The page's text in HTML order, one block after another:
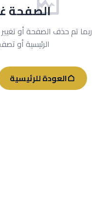
الصفحة
ربما تم حذف الصفحة أو
الرئيسية أو
العودة للرئيسية